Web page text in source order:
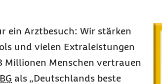
ein Arztbesuch: Wir stärken
und vielen Extraleistungen
Millionen Menschen vertrauen
als „Deutschlands beste